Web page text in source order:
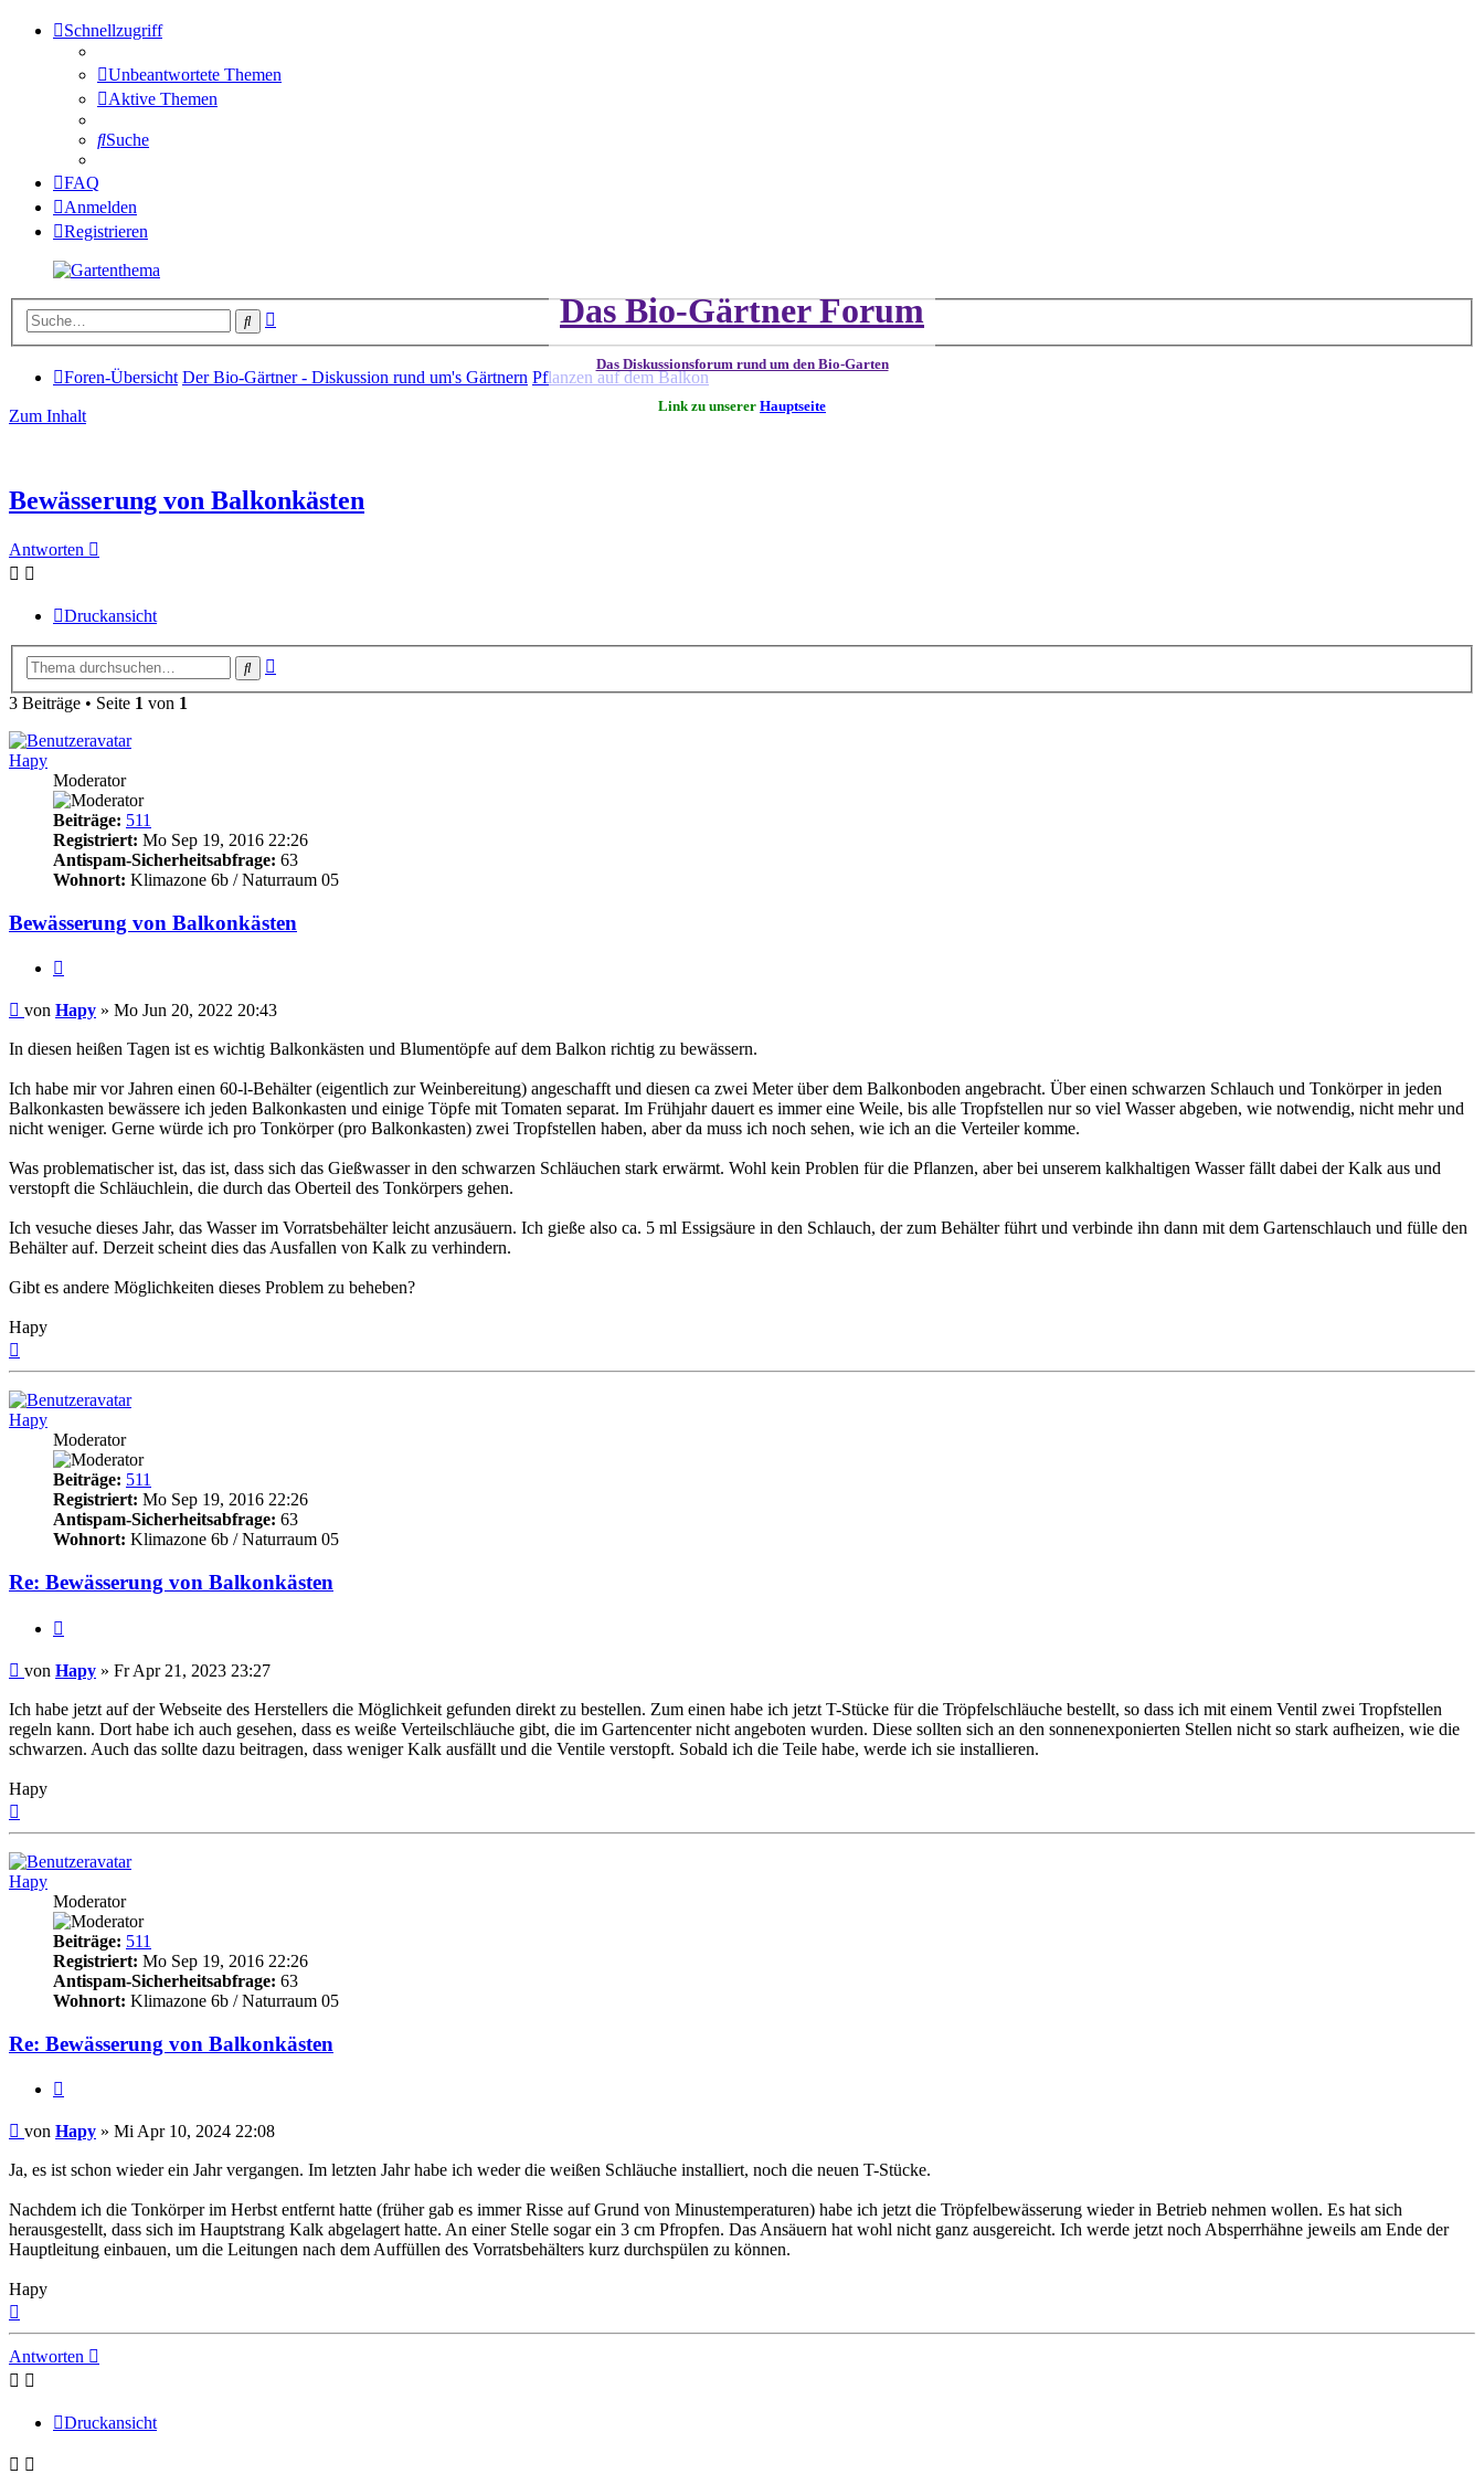
Schnellzugriff
Unbeantwortete Themen
Aktive Themen
Suche
FAQ
Anmelden
Registrieren
Das Bio-Gärtner Forum
Das Diskussionsforum rund um den Bio-Garten
Link zu unserer Hauptseite
Suche
Foren-Übersicht Der Bio-Gärtner - Diskussion rund um's Gärtnern Pflanzen auf dem Balkon
Zum Inhalt
Bewässerung von Balkonkästen
Antworten
Druckansicht
Suche
3 Beiträge • Seite 1 von 1
Hapy
Moderator
Beiträge: 511
Registriert: Mo Sep 19, 2016 22:26
Antispam-Sicherheitsabfrage: 63
Wohnort: Klimazone 6b / Naturraum 05
Bewässerung von Balkonkästen
Beitrag
von Hapy » Mo Jun 20, 2022 20:43
In diesen heißen Tagen ist es wichtig Balkonkästen und Blumentöpfe auf dem Balkon richtig zu bewässern.
Ich habe mir vor Jahren einen 60-l-Behälter (eigentlich zur Weinbereitung) angeschafft und diesen ca zwei Meter über dem Balkonboden angebracht. Über einen schwarzen Schlauch und Tonkörper in jeden
Balkonkasten bewässere ich jeden Balkonkasten und einige Töpfe mit Tomaten separat. Im Frühjahr dauert es immer eine Weile, bis alle Tropfstellen nur so viel Wasser abgeben, wie notwendig, nicht mehr und
nicht weniger. Gerne würde ich pro Tonkörper (pro Balkonkasten) zwei Tropfstellen haben, aber da muss ich noch sehen, wie ich an die Verteiler komme.
Was problematischer ist, das ist, dass sich das Gießwasser in den schwarzen Schläuchen stark erwärmt. Wohl kein Problen für die Pflanzen, aber bei unserem kalkhaltigen Wasser fällt dabei der Kalk aus und
verstopft die Schläuchlein, die durch das Oberteil des Tonkörpers gehen.
Ich vesuche dieses Jahr, das Wasser im Vorratsbehälter leicht anzusäuern. Ich gieße also ca. 5 ml Essigsäure in den Schlauch, der zum Behälter führt und verbinde ihn dann mit dem Gartenschlauch und fülle den
Behälter auf. Derzeit scheint dies das Ausfallen von Kalk zu verhindern.
Gibt es andere Möglichkeiten dieses Problem zu beheben?
Hapy
oben
Hapy
Moderator
Beiträge: 511
Registriert: Mo Sep 19, 2016 22:26
Antispam-Sicherheitsabfrage: 63
Wohnort: Klimazone 6b / Naturraum 05
Re: Bewässerung von Balkonkästen
Beitrag
von Hapy » Fr Apr 21, 2023 23:27
Ich habe jetzt auf der Webseite des Herstellers die Möglichkeit gefunden direkt zu bestellen. Zum einen habe ich jetzt T-Stücke für die Tröpfelschläuche bestellt, so dass ich mit einem Ventil zwei Tropfstellen
regeln kann. Dort habe ich auch gesehen, dass es weiße Verteilschläuche gibt, die im Gartencenter nicht angeboten wurden. Diese sollten sich an den sonnenexponierten Stellen nicht so stark aufheizen, wie die
schwarzen. Auch das sollte dazu beitragen, dass weniger Kalk ausfällt und die Ventile verstopft. Sobald ich die Teile habe, werde ich sie installieren.
Hapy
Hapy
Moderator
Beiträge: 511
Registriert: Mo Sep 19, 2016 22:26
Antispam-Sicherheitsabfrage: 63
Wohnort: Klimazone 6b / Naturraum 05
Re: Bewässerung von Balkonkästen
Beitrag
von Hapy » Mi Apr 10, 2024 22:08
Ja, es ist schon wieder ein Jahr vergangen. Im letzten Jahr habe ich weder die weißen Schläuche installiert, noch die neuen T-Stücke.
Nachdem ich die Tonkörper im Herbst entfernt hatte (früher gab es immer Risse auf Grund von Minustemperaturen) habe ich jetzt die Tröpfelbewässerung wieder in Betrieb nehmen wollen. Es hat sich
herausgestellt, dass sich im Hauptstrang Kalk abgelagert hatte. An einer Stelle sogar ein 3 cm Pfropfen. Das Ansäuern hat wohl nicht ganz ausgereicht. Ich werde jetzt noch Absperrhähne jeweils am Ende der
Hauptleitung einbauen, um die Leitungen nach dem Auffüllen des Vorratsbehälters kurz durchspülen zu können.
Hapy
Antworten
Druckansicht